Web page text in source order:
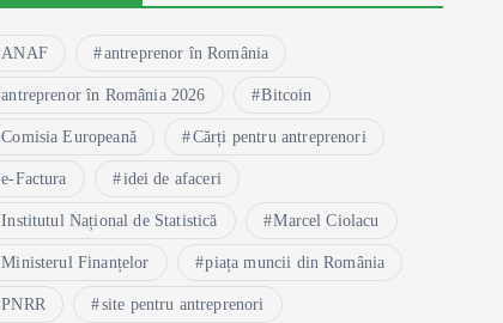
ANAF antreprenor în România
antreprenor în România 2026 Bitcoin
Comisia Europeană Cărți pentru antreprenori
e-Factura idei de afaceri
Institutul Național de Statistică Marcel Ciolacu
Ministerul Finanțelor piața muncii din România
PNRR site pentru antreprenori